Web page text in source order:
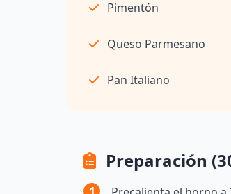
Pimentón
Queso Parmesano
Pan Italiano
Preparación